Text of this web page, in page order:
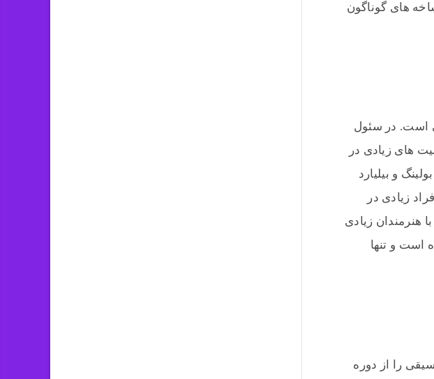
های گوناگون
است. در سئول
های زیادی در
و بیلیارد
زیادی در
هنرمندان زیادی
است و تنها
را از دوره